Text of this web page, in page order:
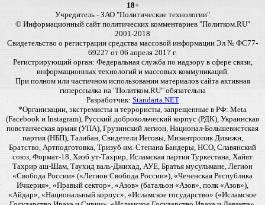
18+
Учредитель - ЗАО "Политические технологии"
© Информационный сайт политических комментариев "Политком.RU"
2001-2018
Свидетельство о регистрации средства массовой информации Эл № ФС77-
69227 от 06 апреля 2017 г.
Регистрирующий орган: Федеральная служба по надзору в сфере связи,
информационных технологий и массовых коммуникаций.
При полном или частичном использовании материалов сайта активная
гиперссылка на "Политком.RU" обязательна
Разработчик: Standarta.NET
*Организации, экстремисты и террористы, запрещенные в РФ: Meta
(Facebook и Instagram), Русский добровольческий корпус (РДК), Украинская
повстанческая армия (УПА), Грузинский легион, Национал-Большевистская
партия (НБП), Талибан, Свидетели Иеговы, Мизантропик Дивижн,
Братство, Артподготовка, Тризуб им. Степана Бандеры, НСО, Славянский
союз, Формат-18, Хизб ут-Тахрир, Исламская партия Туркестана, Хайят
Тахрир аш-Шам, Таухид валь-Джихад, АУЕ, Братья мусульмане, Легион
«Свобода России» («Легион Свобода России»), «Чеченская Республика
Ичкерия», «Правый сектор», «Азов» (батальон «Азов», полк «Азов»),
«Айдар», «Национальный корпус», «Исламское государство» («Исламское